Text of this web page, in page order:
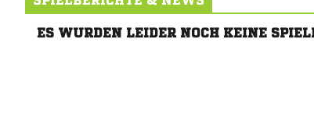
ES WURDEN LEIDER NOCH KEINE